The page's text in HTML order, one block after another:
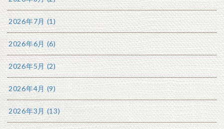
2026年7月 (1)
2026年6月 (6)
2026年5月 (2)
2026年4月 (9)
2026年3月 (13)